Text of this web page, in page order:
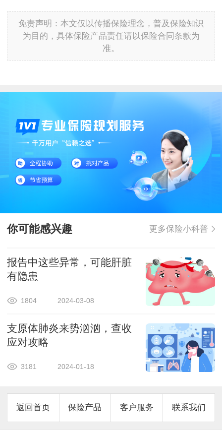
免责声明：本文仅以传播保险理念，普及保险知识
为目的，具体保险产品责任请以保险合同条款为
准。
你可能感兴趣 更多保险小科普
报告中这些异常，可能肝脏
有隐患
1804 2024-03-08
支原体肺炎来势汹汹，查收
应对攻略
3181 2024-01-18
返回首页 保险产品 客户服务 联系我们